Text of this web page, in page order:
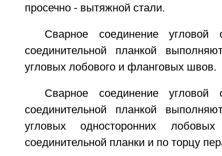
просечно - вытяжной стали.
Сварное соединение угловой
соединительной планкой
угловых лобового и фланговых швов.
Сварное соединение угловой
соединительной планкой
угловых односторонних
соединительной планки и по торцу